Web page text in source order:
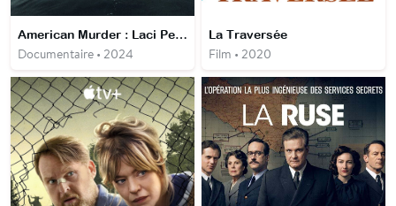
American Murder : Laci Peterson
Documentaire • 2024
La Traversée
Film • 2020